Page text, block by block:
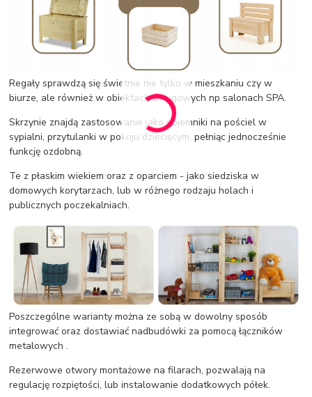
Regały sprawdzą się świetnie nie tylko w mieszkaniu czy w
biurze, ale również w obiektach usługowych np salonach SPA.
Skrzynie znajdą zastosowanie jako pojemniki na pościel w
sypialni, przytulanki w pokoju dziecięcym, pełniąc jednocześnie
funkcję ozdobną.
Te z płaskim wiekiem oraz z oparciem - jako siedziska w
domowych korytarzach, lub w różnego rodzaju holach i
publicznych poczekalniach.
Poszczególne warianty można ze sobą w dowolny sposób
integrować oraz dostawiać nadbudówki za pomocą łączników
metalowych .
Rezerwowe otwory montażowe na filarach, pozwalają na
regulację rozpiętości, lub instalowanie dodatkowych półek.